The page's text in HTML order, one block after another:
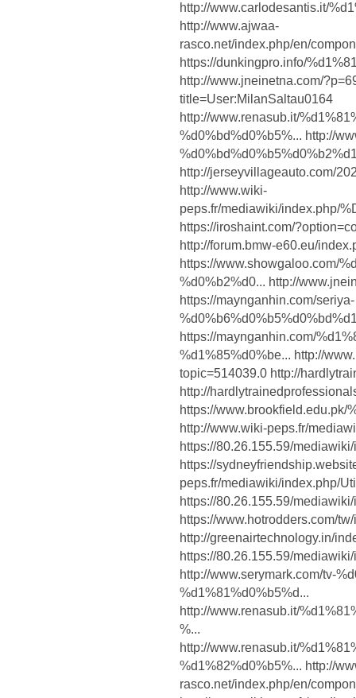
http://www.carlodesantis.it/
http://www.ajwaa-
rasco.net/index.php/en/
https://dunkingpro.info/
http://www.jneinetna.com/
title=User:MilanSaltau0164
http://www.renasub.it/
%d0%bd%d0%b5%... http://
http://jerseyvillageauto.com/
http://www.wiki-
peps.fr/mediawiki/index.php/
https://iroshaint.com/
http://forum.bmw-e60.eu/
https://www.showgaloo.com/
%d0%b2%d0... http://
https://maynganhin.com/seriya-
https://maynganhin.com/
%d1%85%d0%be... http://
topic=514039.0 http://
http://
https://www.brookfield.edu.pk/
http://www.wiki-peps.fr/
https://80.26.155.59/
https://
peps.fr/mediawiki/index.php/
https://80.26.155.59/
https://www.hotrodders.com/
http://greenairtechnology.in/
https://80.26.155.59/
http://www.serymark.com/tv-
%d1%81%d0%b5%d...
http://www.renasub.it/
%...
http://www.renasub.it/
%d1%82%d0%b5%... http://
rasco.net/index.php/en/